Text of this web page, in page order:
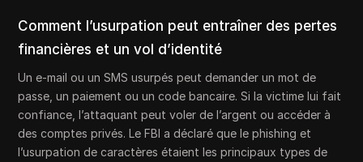
Comment l’usurpation peut entraîner des pertes
financières et un vol d’identité
Un e-mail ou un SMS usurpés peut demander un mot de
passe, un paiement ou un code bancaire. Si la victime lui fait
confiance, l’attaquant peut voler de l’argent ou accéder à
des comptes privés. Le FBI a déclaré que le phishing et
l’usurpation de caractères étaient les principaux types de